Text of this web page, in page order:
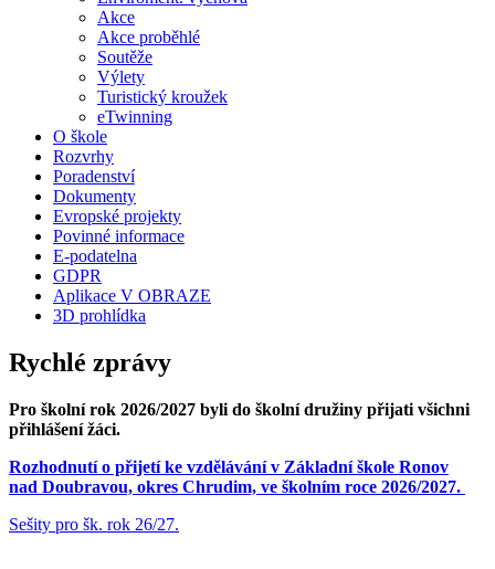
Akce
Akce proběhlé
Soutěže
Výlety
Turistický kroužek
eTwinning
O škole
Rozvrhy
Poradenství
Dokumenty
Evropské projekty
Povinné informace
E-podatelna
GDPR
Aplikace V OBRAZE
3D prohlídka
Rychlé zprávy
Pro školní rok 2026/2027 byli do školní družiny přijati všichni
přihlášení žáci.
Rozhodnutí o přijetí ke vzdělávání v Základní škole Ronov
nad Doubravou, okres Chrudim, ve školním roce 2026/2027.
Sešity pro šk. rok 26/27.